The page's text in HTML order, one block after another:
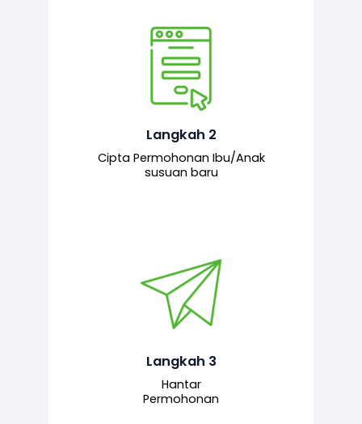
Langkah 2
Cipta Permohonan Ibu/Anak
susuan baru
Pemohon mengisi borang
permohonan bagi pendaftaran
baharu melalui sistem.
Langkah 3
Hantar
Permohonan
Permohonan yang lengkap dihantar
untuk proses semakan dan
bertanggungjawab.